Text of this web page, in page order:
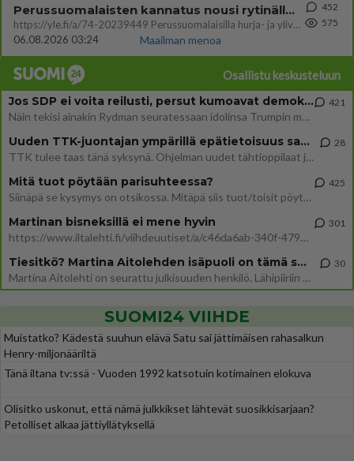
Perussuomalaisten kannatus nousi rytinällä Ylen tänään julkaisemassa tuoreimmassa gallup-kyselyssä.
https://yle.fi/a/74-20239449 Perussuomalaisilla hurja- ja ylivoimaisesti suurin nousu tässä uudessa Ylen gallupissa. Kyl
06.08.2026 03:24
Maailman menoa
452
575
Osallistu keskusteluun
Jos SDP ei voita reilusti, persut kumoavat demokratian Suomesta
Näin tekisi ainakin Rydman seuratessaan idolinsa Trumpin mallia https://www.is.fi/politiikka/art-2000012187244.html
421
Uuden TTK-juontajan ympärillä epätietoisuus sakenee - Nyt MTV hämmentää soppaa
TTK tulee taas tänä syksynä. Ohjelman uudet tähtioppilaat julkistetaan torstaina 6. elokuuta klo 14 alkavassa lehdistö
28
Mitä tuot pöytään parisuhteessa?
Siinäpä se kysymys on otsikossa. Mitäpä siis tuot/toisit pöytään parisuhteessa? Oletko mies vai nainen? Koetko sen mitä
425
Martinan bisneksillä ei mene hyvin
https://www.iltalehti.fi/viihdeuutiset/a/c46da6ab-340f-4790-aaa7-0865eed2336 Yrityksen konkurssihakemus on tullut kärä
301
Tiesitkö? Martina Aitolehden isäpuoli on tämä suosittu laulaja
Martina Aitolehti on seurattu julkisuuden henkilö. Lähipiiriin mahtuu muitakin tunnettuja henkilöitä. Tiesitkö, että Ma
30
SUOMI24 VIIHDE
Muistatko? Kädestä suuhun elävä Satu sai jättimäisen rahasalkun
Henry-miljonääriltä
Tänä iltana tv:ssä - Vuoden 1992 katsotuin kotimainen elokuva
Olisitko uskonut, että nämä julkkikset lähtevät suosikkisarjaan?
Petolliset alkaa jättiyllätyksellä